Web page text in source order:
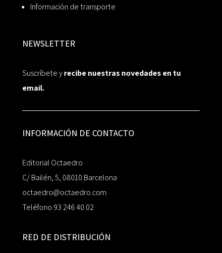
Información de transporte
NEWSLETTER
Suscríbete yrecibe nuestras novedades en tu
email.
INFORMACIÓN DE CONTACTO
Editorial Octaedro
C/ Bailén, 5, 08010 Barcelona
octaedro@octaedro.com
Teléfono 93 246 40 02
RED DE DISTRIBUCIÓN